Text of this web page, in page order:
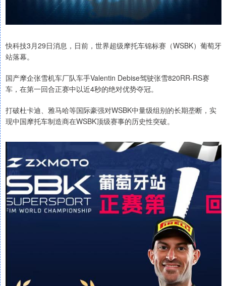
快科技3月29日消息，日前，世界超级摩托车锦标赛（WSBK）葡萄牙
站落幕。
国产摩企张雪机车厂队车手Valentin Debise驾驶张雪820RR-RS赛
车，在第一回合正赛中以近4秒的绝对优势夺冠。
打破杜卡迪、雅马哈等国际豪强对WSBK中量级组别的长期垄断，实
现中国摩托车制造商在WSBK顶级赛事的历史性突破。